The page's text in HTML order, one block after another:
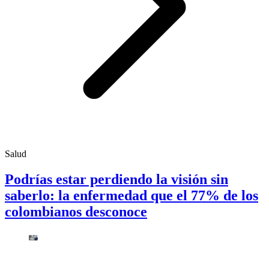
Salud
Podrías estar perdiendo la visión sin
saberlo: la enfermedad que el 77% de los
colombianos desconoce